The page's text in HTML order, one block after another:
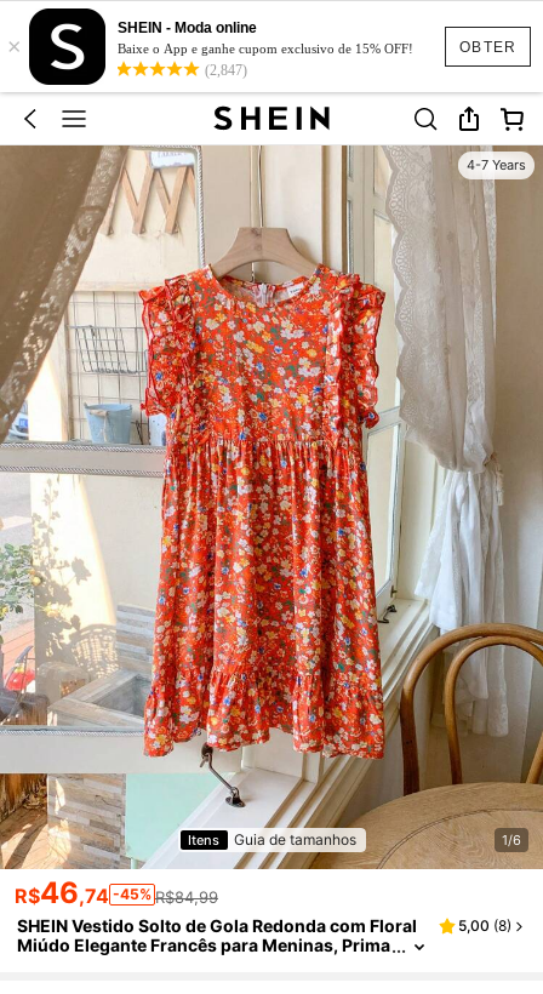
OBTER
×
SHEIN - Moda online
Baixe o App e ganhe cupom exclusivo de 15% OFF!
(2,847)
4-7 Years
Itens Guia de tamanhos 1/6
R$46,74 -45% R$84,99
SHEIN Vestido Solto de Gola Redonda com Floral
Miúdo Elegante Francês para Meninas, Prima
5,00 (8)